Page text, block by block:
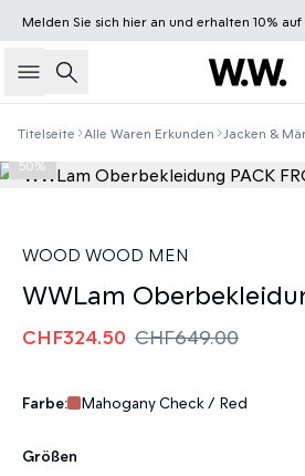
Melden Sie sich hieran und erhalten 10%
Suche
Titelseite Alle Waren Erkunden Jacken &
50%
WOOD WOOD MEN
WWLam
CHF324.50 CHF649.00
Farbe: Mahogany Check / Red
Größen